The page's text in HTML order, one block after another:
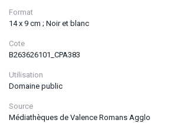
Format
14 x 9 cm ; Noir et blanc
Cote
B263626101_CPA383
Utilisation
Domaine public
Source
Médiathèques de Valence Romans Agglo